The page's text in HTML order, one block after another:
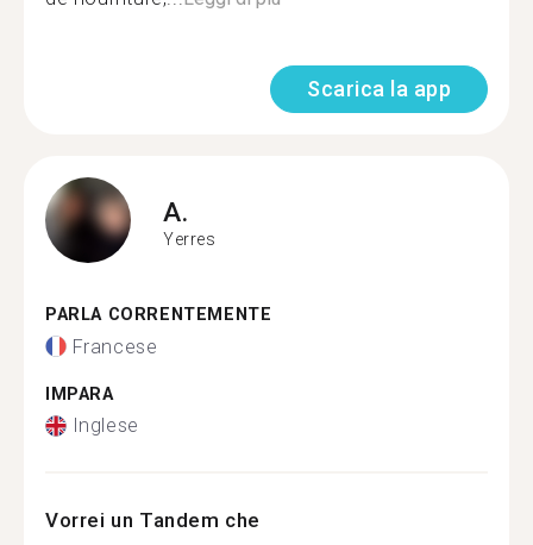
Scarica la app
A.
Yerres
PARLA CORRENTEMENTE
Francese
IMPARA
Inglese
Vorrei un Tandem che